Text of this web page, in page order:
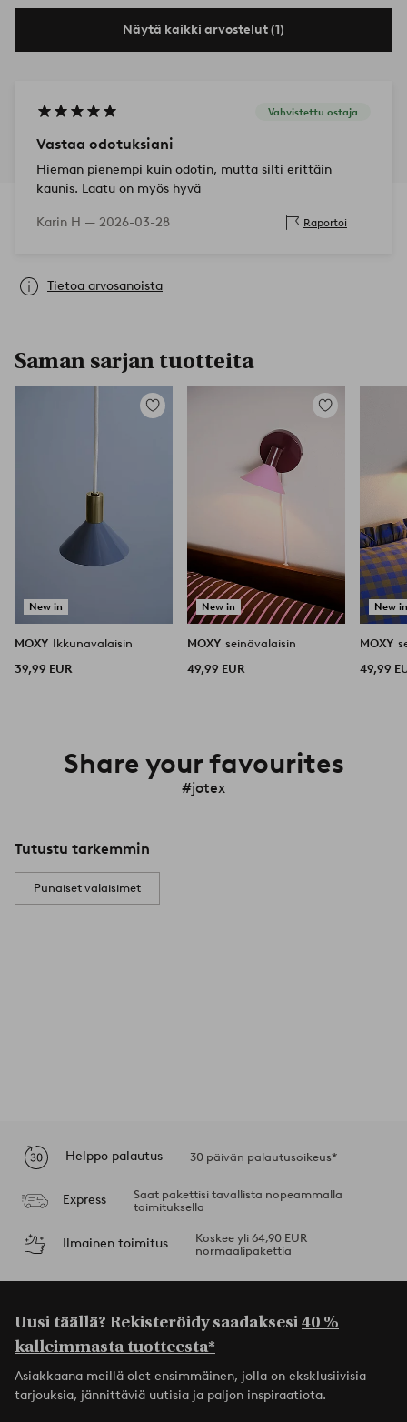
Näytä kaikki arvostelut (1)
Vahvistettu ostaja
Vastaa odotuksiani
Hieman pienempi kuin odotin, mutta silti erittäin
kaunis. Laatu on myös hyvä
Karin H — 2026-03-28 Raportoi
Tietoa arvosanoista
Saman sarjan tuotteita
New in
Lisää
MOXY Ikkunavalaisin
39,99 EUR
New in
Lisää
MOXY seinävalaisin
49,99 EUR
New
MOXY
49,99
Share your favourites
#jotex
Tutustu tarkemmin
Punaiset valaisimet
Helppo palautus 30 päivän palautusoikeus*
Express
Saat pakettisi tavallista nopeammalla
toimituksella
Ilmainen toimitus
Koskee yli 64,90 EUR
normaalipakettia
Uusi täällä? Rekisteröidy saadaksesi40 %
kalleimmasta tuotteesta*
Asiakkaana meillä olet ensimmäinen, jolla on eksklusiivisia
tarjouksia, jännittäviä uutisia ja paljon inspiraatiota.